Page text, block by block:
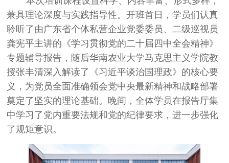
兼具理论深度与实践指导性。开班首日，学员们认真
聆听了由广东省个体私营企业党委委员、二级巡视员
龚宪平主讲的《学习贯彻党的二十届四中全会精神》
专题辅导报告，随后华南农业大学马克思主义学院教
授张丰清深入解读了《习近平谈治国理政》的核心要
义，为党员全面准确领会党中央最新精神和战略部署
奠定了坚实的理论基础。晚间，全体学员在报告厅集
中学习了党内重要法规和党的纪律要求，进一步强化
了规矩意识。